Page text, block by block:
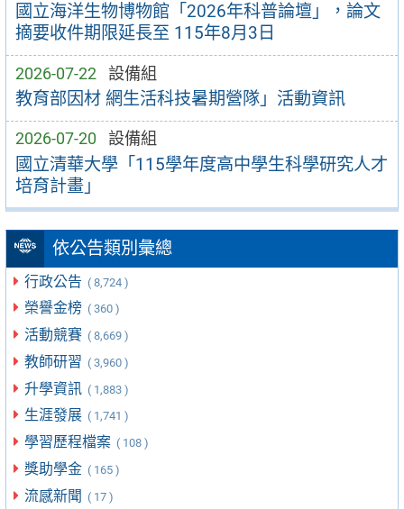
國立海洋生物博物館「2026年科普論壇」，論文
摘要收件期限延長至 115年8月3日
2026-07-22 設備組
教育部因材 網生活科技暑期營隊」活動資訊
2026-07-20 設備組
國立清華大學「115學年度高中學生科學研究人才
培育計畫」
依公告類別彙總
行政公告 ( 8,724 )
榮譽金榜 ( 360 )
活動競賽 ( 8,669 )
教師研習 ( 3,960 )
升學資訊 ( 1,883 )
生涯發展 ( 1,741 )
學習歷程檔案 ( 108 )
獎助學金 ( 165 )
流感新聞 ( 17 )